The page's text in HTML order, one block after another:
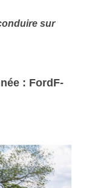
sur
: FordF-